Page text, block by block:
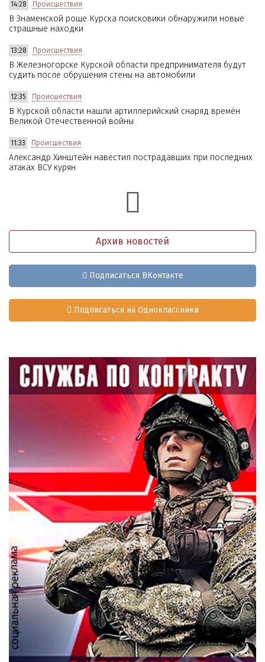
14:28 Происшествия
В Знаменской роще Курска поисковики обнаружили новые
страшные находки
13:28 Происшествия
В Железногорске Курской области предпринимателя будут
судить после обрушения стены на автомобили
12:35 Происшествия
В Курской области нашли артиллерийский снаряд времён
Великой Отечественной войны
11:33 Происшествия
Александр Хинштейн навестил пострадавших при последних
атаках ВСУ курян
Архив новостей
Подписаться ВКонтакте
Подписаться на Одноклассники